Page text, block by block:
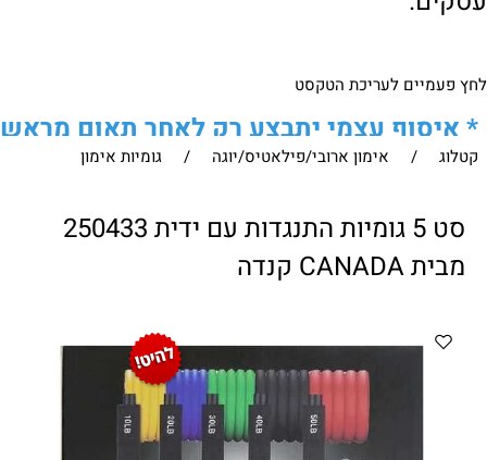
לחץ פעמיים לעריכת הטקסט
* איסוף עצמי יתבצע רק לאחר תאום מראש
של הלקוח מול נציגנו!
ווטצאפ (הודעות בלבד):
052-8059900
מענה טלפוני: 04-8411075
בין השעות 9:00-17:00
לחיצת כפתור"צור קשר"באתר
citysport1@013.net
citysport2@013.net
קטלוג / אימון ארובי/פילאטיס/יוגה / גומיות אימון
סט 5 גומיות התנגדות עם ידית 250433
מבית CANADA קנדה